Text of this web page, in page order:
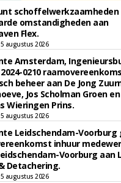
schoffelwerkzaamheden
omstandigheden aan
Flex.
augustus 2026
Amsterdam,
0210
beheer aan De Jong
Jos Scholman Groen en
Wieringen Prins.
augustus 2026
Leidschendam-Voorburg
inhuur
Voorburg aan
Detachering.
augustus 2026